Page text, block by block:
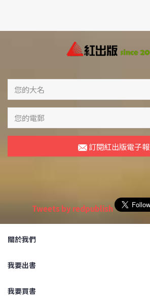
訂閱紅出版電子報
Tweets by redpublish
關於我們
我要出書
我要買書